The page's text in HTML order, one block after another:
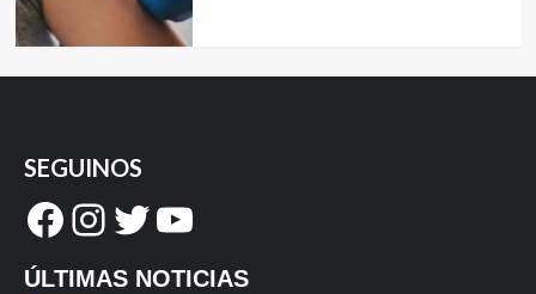
SEGUINOS
Facebook
Instagram
Twitter
YouTube
ÚLTIMAS NOTICIAS